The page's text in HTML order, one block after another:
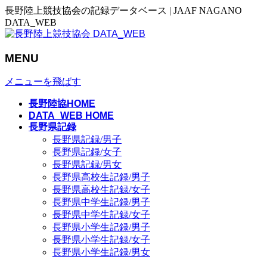
長野陸上競技協会の記録データベース | JAAF NAGANO
DATA_WEB
MENU
メニューを飛ばす
長野陸協HOME
DATA_WEB HOME
長野県記録
長野県記録/男子
長野県記録/女子
長野県記録/男女
長野県高校生記録/男子
長野県高校生記録/女子
長野県中学生記録/男子
長野県中学生記録/女子
長野県小学生記録/男子
長野県小学生記録/女子
長野県小学生記録/男女